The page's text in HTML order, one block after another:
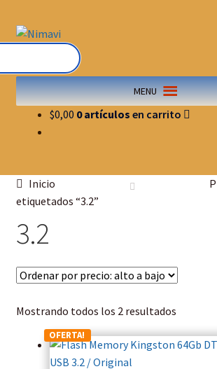
MENU
$0,00 0 artículos
Inicio
etiquetados “3.2”
3.2
Mostrando todos los 2 resultados
OFERTA!